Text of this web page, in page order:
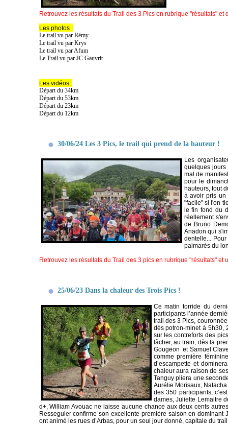
Retrouvez les résultats du Trail des 3 Pics en rubrique "résultats" et
Les photos :
Le trail vu par Rémy
Le trail vu par Krys
Le trail vu par Afum
Le Trail vu par JC Gauvrit
Les vidéos :
Départ du 34km
Départ du 53km
Départ du 23km
Départ du 12km
30/06/24 Les 3 Pics, le trail qui prend de la hauteur !
Les
quelques jours
mal de
pour le
hauteurs, tout
à avoir pris un
"facile" si l'on
le fin fond du
réellement
de Bruno
Anadon qui
dentelle...
palmarès du
Retrouvez les résultats du Trail des 3 pics en rubrique "résultats" et
25/06/23 Dans la chaleur des Trois Pics !
Ce matin torride du
participants l’année
trail des 3 Pics,
dès potron-minet à 5h30,
sur les contreforts des
lâcher, au train, dès la
Gougeon et Samuel
comme première
d’escampette et
chaleur aura raison de
Tanguy pliera une
Aurélie Morisaux,
des 350 participants,
dames, Juliette Lemaitre
d+, William Avouac ne laisse aucune chance aux deux cents
Resseguier confirme son excellente première saison en
ont animé les rues d’Arbas, pour un seul jour donné, capitale du